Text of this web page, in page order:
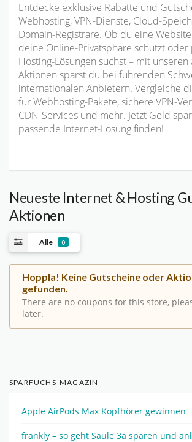
Entdecke exklusive Rabatte und
Webhosting, VPN-Dienste, Cloud-
Domain-Registrare. Ob du eine
deine Online-Privatsphäre schützt
Hosting-Lösungen suchst – mit unseren
Aktionen sparst du bei führenden
internationalen Anbietern. Vergleiche
für Webhosting-Pakete, sichere VPN-
CDN-Services und mehr. Jetzt Geld
passende Internet-Lösung finden!
Neueste Internet & Hosting
Aktionen
Alle 0
Hoppla! Keine Gutscheine oder
gefunden.
There are no coupons for this store,
later.
SPARFUCHS-MAGAZIN
Apple AirPods Max Kopfhörer gewinnen
frankly – so geht Säule 3a sparen und